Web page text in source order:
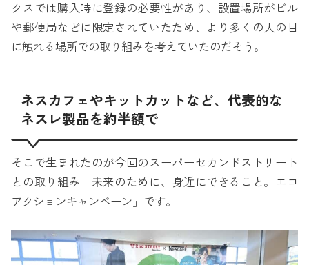
クスでは購入時に登録の必要性があり、設置場所がビル
や郵便局などに限定されていたため、より多くの人の目
に触れる場所での取り組みを考えていたのだそう。
ネスカフェやキットカットなど、代表的な
ネスレ製品を約半額で
そこで生まれたのが今回のスーパーセカンドストリート
との取り組み「未来のために、身近にできること。エコ
アクションキャンペーン」です。